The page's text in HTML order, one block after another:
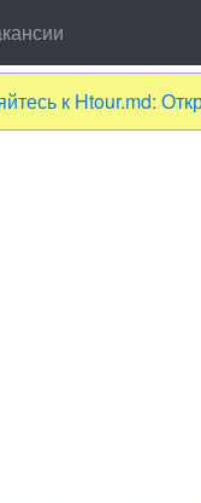
к Htour.md: